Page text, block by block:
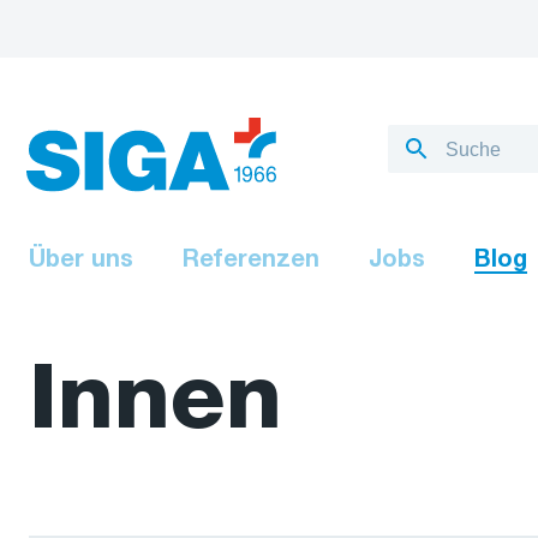
Über uns Referenzen Jobs Blog
Innen